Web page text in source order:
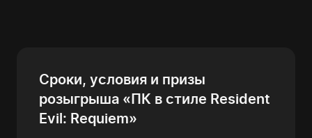
Сроки, условия и призы
розыгрыша «ПК в стиле Resident
Evil: Requiem»